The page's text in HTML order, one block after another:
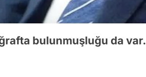
bulunmuşluğu da var.